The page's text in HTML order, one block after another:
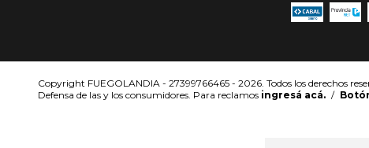
Copyright FUEGOLANDIA - 27399766465 - 2026. Todos los derechos
Defensa de las y los consumidores. Para reclamos ingresá acá. /